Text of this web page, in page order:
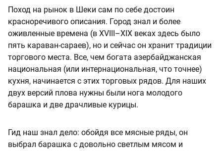
Поход на рынок в Шеки сам по себе достоин
красноречивого описания. Город знал и более
оживленные времена (в XVIII–XIX веках здесь было
пять караван-сараев), но и сейчас он хранит традиции
торгового места. Все, чем богата азербайджанская
национальная (или интернациональная, что точнее)
кухня, начинается с этих торговых рядов. Для наших
двух версий плова нужны были нога молодого
барашка и две драчливые курицы.
Гид наш знал дело: обойдя все мясные ряды, он
выбрал барашка с довольно светлым мясом и